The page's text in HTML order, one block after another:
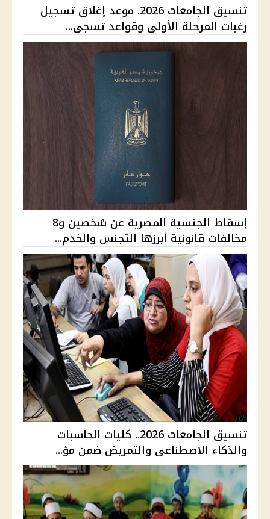
تنسيق الجامعات 2026. موعد إغلاق تسجيل
رغبات المرحلة الأولى وقواعد تسجي...
إسقاط الجنسية المصرية عن شخصين و8
مخالفات قانونية أبرزها التجنس والخدم...
تنسيق الجامعات 2026.. كليات الحاسبات
والذكاء الاصطناعي والتمريض ضمن مؤ...